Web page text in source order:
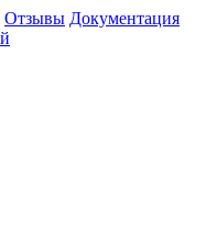
Отзывы Документация